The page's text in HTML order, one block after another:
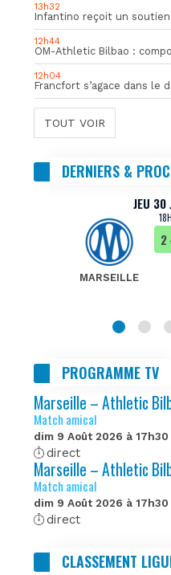
13h32
Infantino reçoit un
12h44
12h04
Francfort s’agace dans le
TOUT VOIR
DERNIERS &
JEU 30
MARSEILLE
2
PROGRAMME TV
Marseille – Athletic
Match amical
dim 9 Août 2026 à 17h30
direct
Marseille – Athletic
Match amical
dim 9 Août 2026 à 17h30
direct
CLASSEMENT